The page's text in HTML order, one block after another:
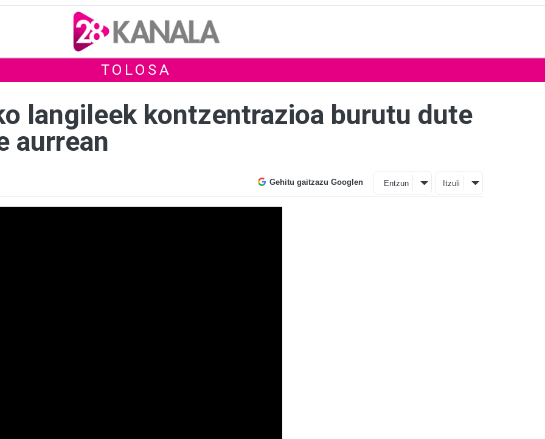
TOLOSA
langileek kontzentrazioa burutu dute
aurrean
Gehitu gaitzazu Googlen Entzun Itzuli